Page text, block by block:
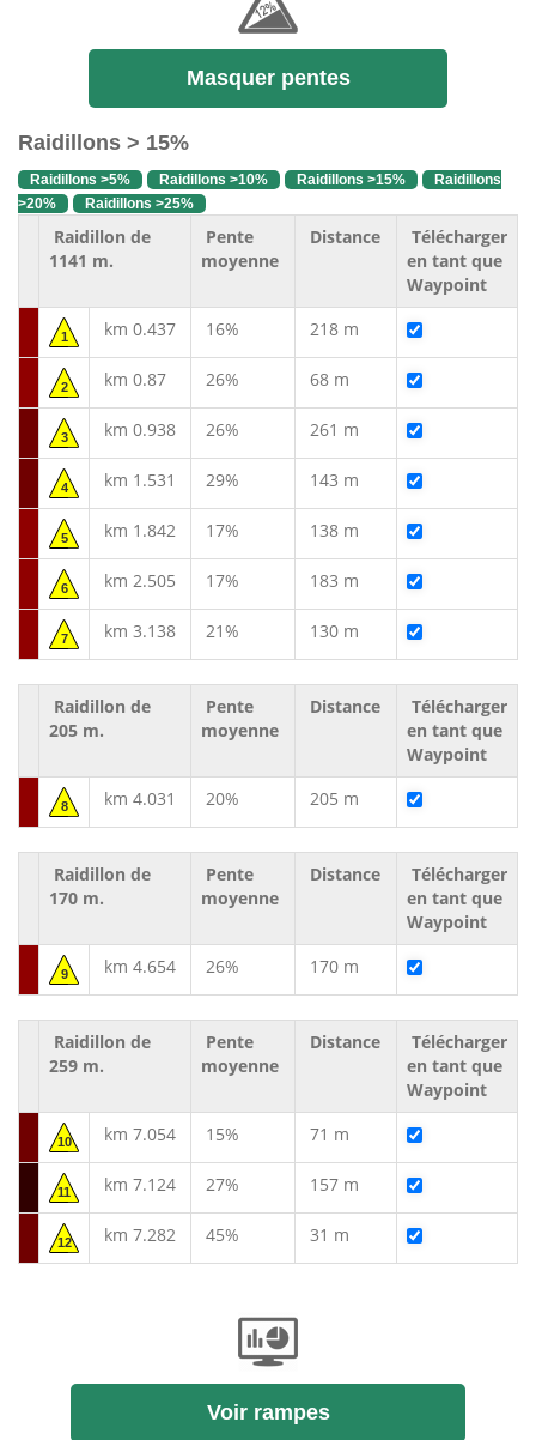
Masquer pentes
Raidillons > 15%
Raidillons >5% Raidillons >10% Raidillons >15%
Raidillons
>20%
Raidillons >25%
Raidillon de
1141 m.
Pente
moyenne
Distance
Télécharger
en tant que
Waypoint
1 km 0.437 16% 218 m
2 km 0.87 26% 68 m
3 km 0.938 26% 261 m
4 km 1.531 29% 143 m
5 km 1.842 17% 138 m
6 km 2.505 17% 183 m
7 km 3.138 21% 130 m
Raidillon de
205 m.
Pente
moyenne
Distance
Télécharger
en tant que
Waypoint
8 km 4.031 20% 205 m
Raidillon de
170 m.
Pente
moyenne
Distance
Télécharger
en tant que
Waypoint
9 km 4.654 26% 170 m
Raidillon de
259 m.
Pente
moyenne
Distance
Télécharger
en tant que
Waypoint
10 km 7.054 15% 71 m
11 km 7.124 27% 157 m
12 km 7.282 45% 31 m
Voir rampes